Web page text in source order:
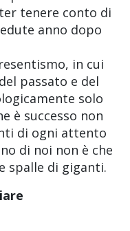
tenere conto di
anno dopo
in cui
passato e del
solo
è successo non
di ogni attento
di noi non è che
spalle di giganti.